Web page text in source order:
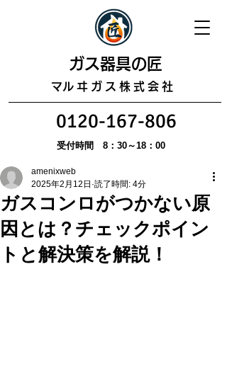
​ガス器具の匠
​マルヰガス株式会社
0120-167-806
受付時間 8：30～18：00
ガスコンロがつかない原
因とは？チェックポイン
トと解決策を解説！
amenixweb
2025年2月12日 読了時間: 4分